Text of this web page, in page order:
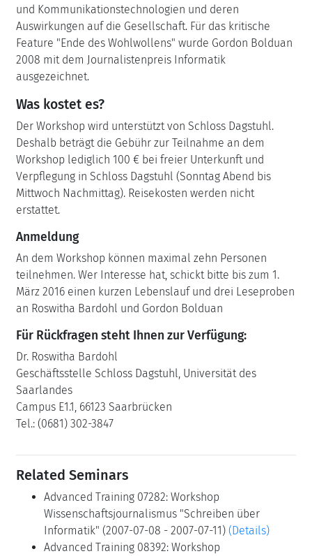
und Kommunikationstechnologien und deren
Auswirkungen auf die Gesellschaft. Für das kritische
Feature "Ende des Wohlwollens" wurde Gordon Bolduan
2008 mit dem Journalistenpreis Informatik
ausgezeichnet.
Was kostet es?
Der Workshop wird unterstützt von Schloss Dagstuhl.
Deshalb beträgt die Gebühr zur Teilnahme an dem
Workshop lediglich 100 € bei freier Unterkunft und
Verpflegung in Schloss Dagstuhl (Sonntag Abend bis
Mittwoch Nachmittag). Reisekosten werden nicht
erstattet.
Anmeldung
An dem Workshop können maximal zehn Personen
teilnehmen. Wer Interesse hat, schickt bitte bis zum 1.
März 2016 einen kurzen Lebenslauf und drei Leseproben
an Roswitha Bardohl und Gordon Bolduan
Für Rückfragen steht Ihnen zur Verfügung:
Dr. Roswitha Bardohl
Geschäftsstelle Schloss Dagstuhl, Universität des
Saarlandes
Campus E1.1, 66123 Saarbrücken
Tel.: (0681) 302-3847
Related Seminars
Advanced Training 07282: Workshop
Wissenschaftsjournalismus "Schreiben über
Informatik" (2007-07-08 - 2007-07-11) (Details)
Advanced Training 08392: Workshop